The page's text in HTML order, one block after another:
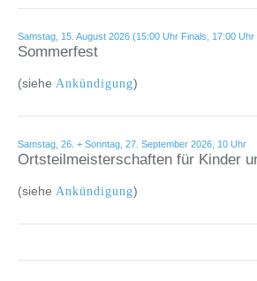
Samstag, 15. August 2026 (15:00 Uhr Finals, 17:00 Uhr
Sommerfest
(siehe Ankündigung)
Samstag, 26. + Sonntag, 27. September 2026, 10 Uhr
Ortsteilmeisterschaften für Kinder
(siehe Ankündigung)